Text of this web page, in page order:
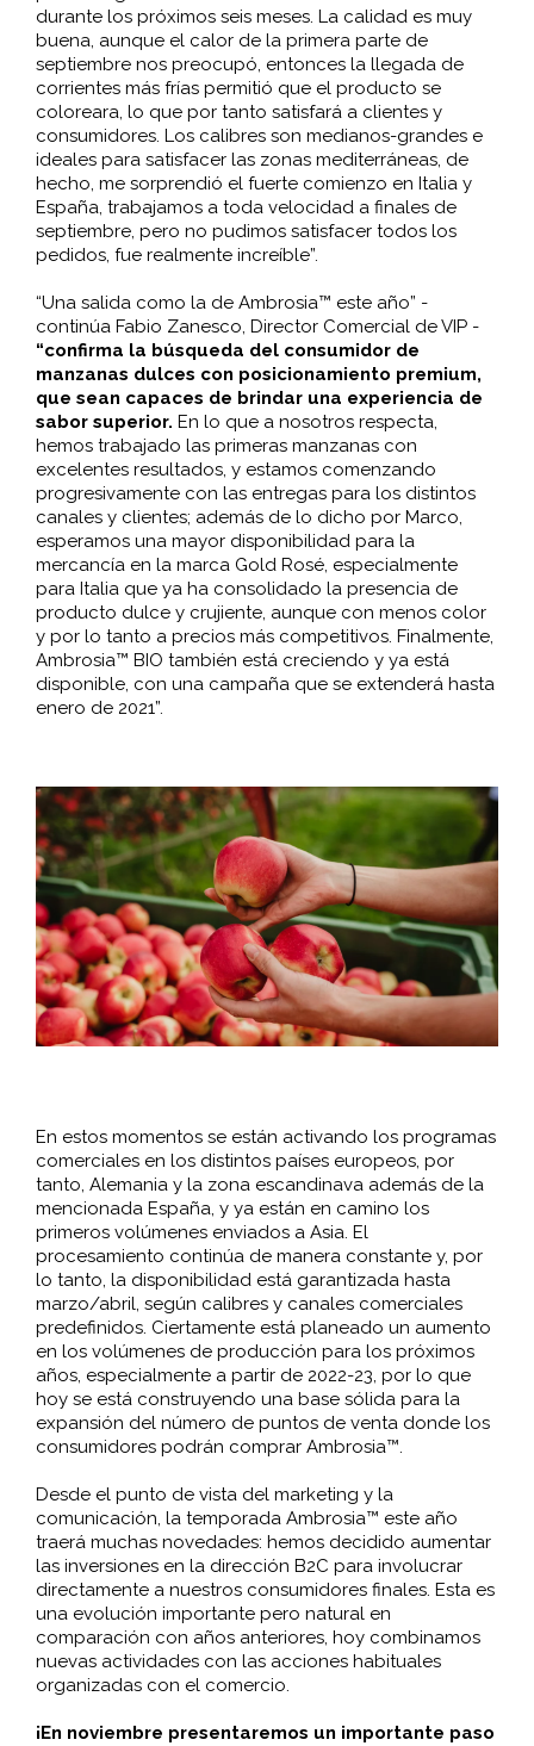
durante los próximos seis meses. La calidad es muy
buena, aunque el calor de la primera parte de
septiembre nos preocupó, entonces la llegada de
corrientes más frías permitió que el producto se
coloreara, lo que por tanto satisfará a clientes y
consumidores. Los calibres son medianos-grandes e
ideales para satisfacer las zonas mediterráneas, de
hecho, me sorprendió el fuerte comienzo en Italia y
España, trabajamos a toda velocidad a finales de
septiembre, pero no pudimos satisfacer todos los
pedidos, fue realmente increíble”.
“Una salida como la de Ambrosia™ este año” -
continúa Fabio Zanesco, Director Comercial de VIP -
“confirma la búsqueda del consumidor de
manzanas dulces con posicionamiento premium,
que sean capaces de brindar una experiencia de
sabor superior. En lo que a nosotros respecta,
hemos trabajado las primeras manzanas con
excelentes resultados, y estamos comenzando
progresivamente con las entregas para los distintos
canales y clientes; además de lo dicho por Marco,
esperamos una mayor disponibilidad para la
mercancía en la marca Gold Rosé, especialmente
para Italia que ya ha consolidado la presencia de
producto dulce y crujiente, aunque con menos color
y por lo tanto a precios más competitivos. Finalmente,
Ambrosia™ BIO también está creciendo y ya está
disponible, con una campaña que se extenderá hasta
enero de 2021”.
En estos momentos se están activando los programas
comerciales en los distintos países europeos, por
tanto, Alemania y la zona escandinava además de la
mencionada España, y ya están en camino los
primeros volúmenes enviados a Asia. El
procesamiento continúa de manera constante y, por
lo tanto, la disponibilidad está garantizada hasta
marzo/abril, según calibres y canales comerciales
predefinidos. Ciertamente está planeado un aumento
en los volúmenes de producción para los próximos
años, especialmente a partir de 2022-23, por lo que
hoy se está construyendo una base sólida para la
expansión del número de puntos de venta donde los
consumidores podrán comprar Ambrosia™.
Desde el punto de vista del marketing y la
comunicación, la temporada Ambrosia™ este año
traerá muchas novedades: hemos decidido aumentar
las inversiones en la dirección B2C para involucrar
directamente a nuestros consumidores finales. Esta es
una evolución importante pero natural en
comparación con años anteriores, hoy combinamos
nuevas actividades con las acciones habituales
organizadas con el comercio.
¡En noviembre presentaremos un importante paso